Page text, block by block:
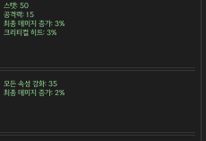
스탯: 50
공격력: 15
최종 데미지 증가: 3%
크리티컬 히트: 3%
모든 속성 강화: 35
최종 데미지 증가: 2%